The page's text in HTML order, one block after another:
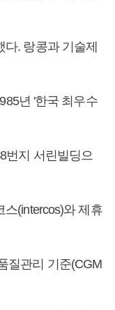
다. 랑콩과 기술제
년 '한국 최우수
번지 서린빌딩으
(intercos)와 제휴
질관리 기준(CGM